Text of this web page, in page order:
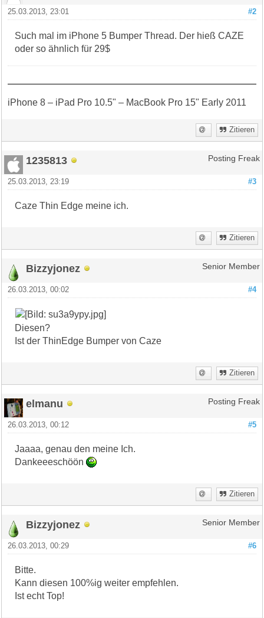
#2
25.03.2013, 23:01
Such mal im iPhone 5 Bumper Thread. Der hieß CAZE
oder so ähnlich für 29$
iPhone 8 – iPad Pro 10.5" – MacBook Pro 15" Early 2011
Zitieren
1235813 Posting Freak
#3
25.03.2013, 23:19
Caze Thin Edge meine ich.
Zitieren
Bizzyjonez Senior Member
#4
26.03.2013, 00:02
Diesen?
Ist der ThinEdge Bumper von Caze
Zitieren
elmanu Posting Freak
#5
26.03.2013, 00:12
Jaaaa, genau den meine Ich.
Dankeeeschöön
Zitieren
Bizzyjonez Senior Member
#6
26.03.2013, 00:29
Bitte.
Kann diesen 100%ig weiter empfehlen.
Ist echt Top!